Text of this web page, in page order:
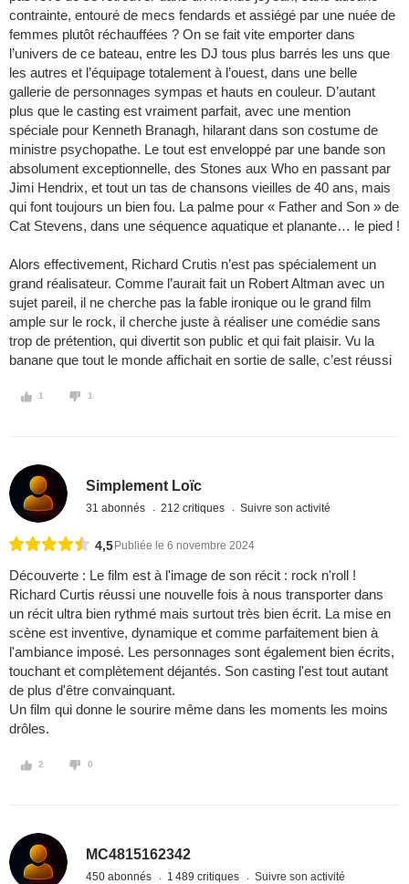
contrainte, entouré de mecs fendards et assiégé par une nuée de
femmes plutôt réchauffées ? On se fait vite emporter dans
l’univers de ce bateau, entre les DJ tous plus barrés les uns que
les autres et l’équipage totalement à l’ouest, dans une belle
gallerie de personnages sympas et hauts en couleur. D’autant
plus que le casting est vraiment parfait, avec une mention
spéciale pour Kenneth Branagh, hilarant dans son costume de
ministre psychopathe. Le tout est enveloppé par une bande son
absolument exceptionnelle, des Stones aux Who en passant par
Jimi Hendrix, et tout un tas de chansons vieilles de 40 ans, mais
qui font toujours un bien fou. La palme pour « Father and Son » de
Cat Stevens, dans une séquence aquatique et planante… le pied !
Alors effectivement, Richard Crutis n’est pas spécialement un
grand réalisateur. Comme l’aurait fait un Robert Altman avec un
sujet pareil, il ne cherche pas la fable ironique ou le grand film
ample sur le rock, il cherche juste à réaliser une comédie sans
trop de prétention, qui divertit son public et qui fait plaisir. Vu la
banane que tout le monde affichait en sortie de salle, c’est réussi
1 1
Simplement Loïc
31 abonnés 212 critiques Suivre son activité
4,5 Publiée le 6 novembre 2024
Découverte : Le film est à l'image de son récit : rock n'roll !
Richard Curtis réussi une nouvelle fois à nous transporter dans
un récit ultra bien rythmé mais surtout très bien écrit. La mise en
scène est inventive, dynamique et comme parfaitement bien à
l'ambiance imposé. Les personnages sont également bien écrits,
touchant et complètement déjantés. Son casting l'est tout autant
de plus d'être convainquant.
Un film qui donne le sourire même dans les moments les moins
drôles.
2 0
MC4815162342
450 abonnés 1 489 critiques Suivre son activité